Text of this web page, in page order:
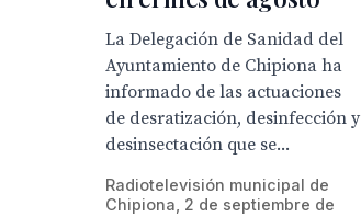
La Delegación de Sanidad del
Ayuntamiento de Chipiona ha
informado de las actuaciones
de desratización, desinfección y
desinsectación que se...
Radiotelevisión municipal de
Chipiona, 2 de septiembre de